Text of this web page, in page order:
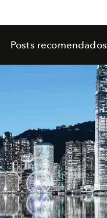
Posts recomendados